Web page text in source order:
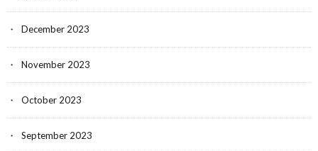
December 2023
November 2023
October 2023
September 2023